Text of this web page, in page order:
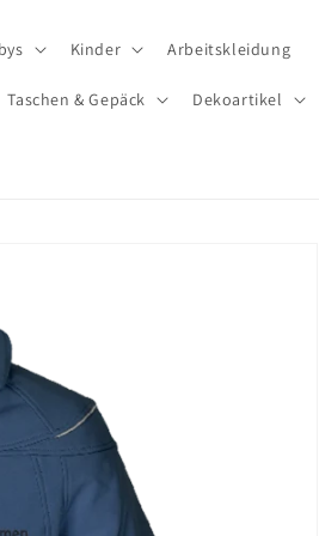
Kinder Arbeitskleidung
Taschen & Gepäck Dekoartikel